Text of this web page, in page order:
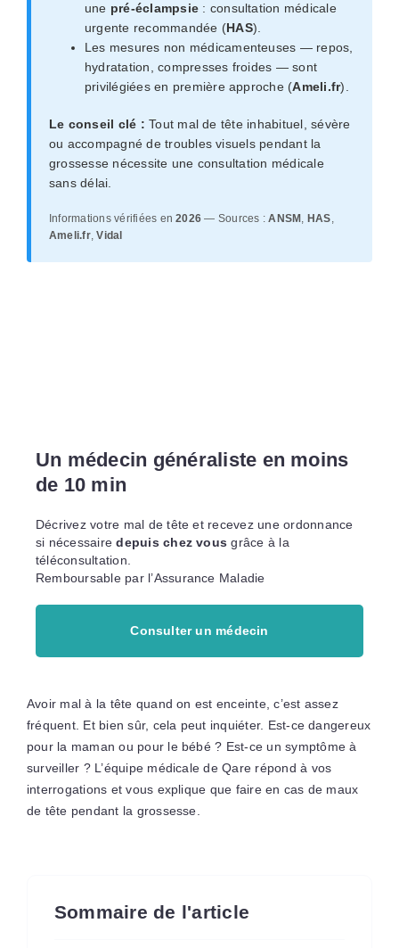
une pré-éclampsie : consultation médicale
urgente recommandée (HAS).
Les mesures non médicamenteuses — repos,
hydratation, compresses froides — sont
privilégiées en première approche (Ameli.fr).
Le conseil clé : Tout mal de tête inhabituel, sévère
ou accompagné de troubles visuels pendant la
grossesse nécessite une consultation médicale
sans délai.
Informations vérifiées en2026 — Sources :ANSM , HAS,
Ameli.fr,Vidal
Un médecin généraliste en moins
de 10 min
Décrivez votre mal de tête et recevez une ordonnance
si nécessairedepuis chez vous grâce à la
téléconsultation.
Remboursable par l’Assurance Maladie
Consulter un médecin
Avoir mal à la tête quand on est enceinte, c’est assez
fréquent. Et bien sûr, cela peut inquiéter. Est-ce dangereux
pour la maman ou pour le bébé ? Est-ce un symptôme à
surveiller ? L’équipe médicale de Qare répond à vos
interrogations et vous explique que faire en cas de maux
de tête pendant la grossesse.
Sommaire de l'article